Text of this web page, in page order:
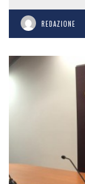
REDAZIONE